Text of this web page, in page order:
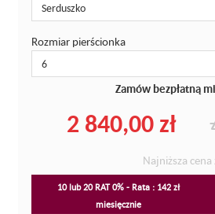
Serduszko
Rozmiar pierścionka
6
Zamów bezpłatną
2 840,00 zł
Najniższa
10 lub 20 RAT 0% - Rata : 142 zł
miesięcznie